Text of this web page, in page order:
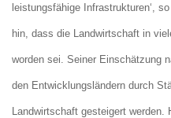
leistungsfähige Infrastrukturen‘,
hin, dass die Landwirtschaft in
worden sei. Seiner Einschätzung
den Entwicklungsländern durch
Landwirtschaft gesteigert werden.